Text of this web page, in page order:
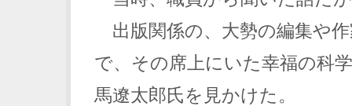
出版関係の、大勢の編集や
で、その席上にいた幸福の科
馬遼太郎氏を見かけた。